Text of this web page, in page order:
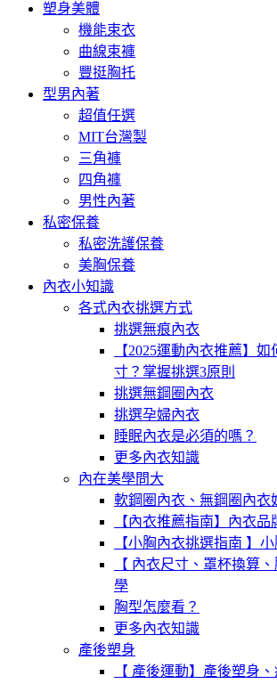
塑身美體
機能束衣
曲線束褲
豐挺胸托
型男內著
超值任選
MIT台灣製
三角褲
四角褲
男性內著
私密保養
私密洗護保養
美胸保養
內衣小知識
各式內衣挑選方式
挑選無痕內衣
【2025運動內衣推薦】
寸？掌握挑選3原則
挑選無鋼圈內衣
挑選孕婦內衣
睡眠內衣是必須的嗎？
更多內衣知識
內在美學問大
軟鋼圈內衣、無鋼圈內衣
【內衣推薦指南】內衣品
【小胸內衣挑選指南 】
【 內衣尺寸、罩杯換算
學
胸型怎麼看？
更多內衣知識
產後塑身
【 產後運動】產後塑身